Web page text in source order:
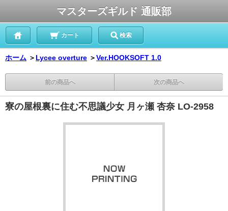
マスターズギルド 通販部
カート 検索
ホーム ＞ Lycee overture ＞Ver.HOOKSOFT 1.0
前の商品へ 次の商品へ
寮の屋根裏に住む不思議少女 月ヶ瀬 杏奈 LO-2958